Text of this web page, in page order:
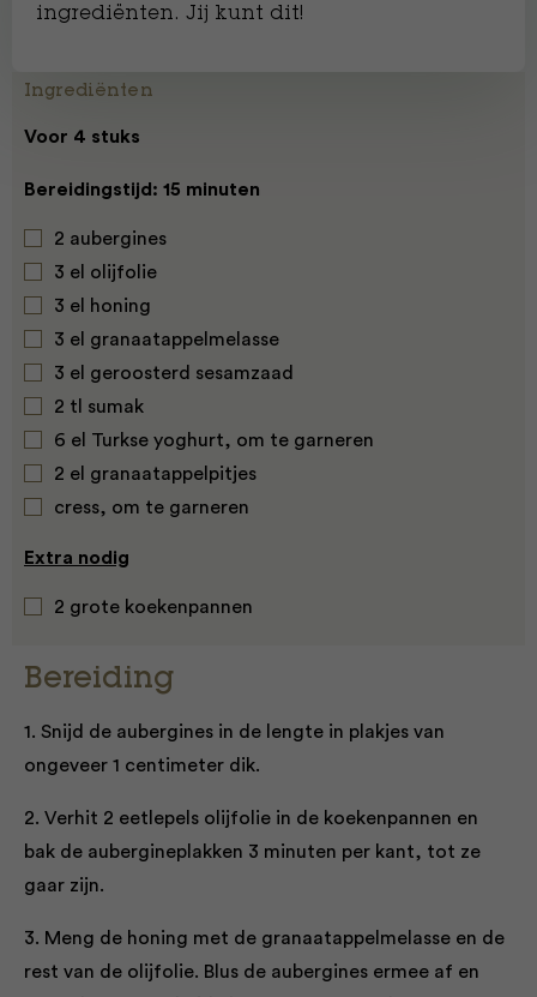
ingrediënten. Jij kunt dit!
Ingrediënten
Voor 4 stuks
Bereidingstijd: 15 minuten
2 aubergines
3 el olijfolie
3 el honing
3 el granaatappelmelasse
3 el geroosterd sesamzaad
2 tl sumak
6 el Turkse yoghurt, om te garneren
2 el granaatappelpitjes
cress, om te garneren
Extra nodig
2 grote koekenpannen
Bereiding
1. Snijd de aubergines in de lengte in plakjes van
ongeveer 1 centimeter dik.
2. Verhit 2 eetlepels olijfolie in de koekenpannen en
bak de aubergineplakken 3 minuten per kant, tot ze
gaar zijn.
3. Meng de honing met de granaatappelmelasse en de
rest van de olijfolie. Blus de aubergines ermee af en